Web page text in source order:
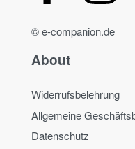
© e-companion.de
About
Widerrufsbelehrung
Allgemeine
Datenschutz